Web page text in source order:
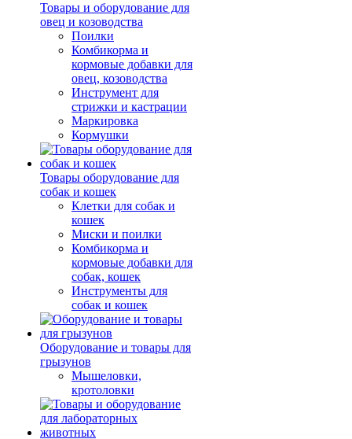
Товары и оборудование для
овец и козоводства
Поилки
Комбикорма и
кормовые добавки для
овец, козоводства
Инструмент для
стрижки и кастрации
Маркировка
Кормушки
Товары оборудование для
собак и кошек
Клетки для собак и
кошек
Миски и поилки
Комбикорма и
кормовые добавки для
собак, кошек
Инструменты для
собак и кошек
Оборудование и товары для
грызунов
Мышеловки,
кротоловки